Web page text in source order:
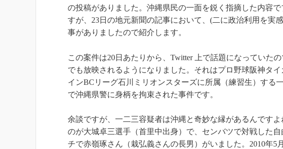
の投稿がありました。沖縄県民の一面を鋭く指摘した内容
すが、23日の地元新聞の記事において、(二に政治利用を実
事がありましたので紹介します。
この案件は20日あたりから、Twitter 上で話題になっていた
でも放映されるようになりました。それはプロ野球阪神タ
インBCリーグ石川ミリオンスターズに所属（練習生）する
で沖縄県警に身柄を拘束された事件です。
余談ですが、一二三容疑者は沖縄と奇妙な縁があるんです
のが大城卓三選手（首里中出身）で、センバツで対戦した
チで赤嶺琢さん（栽弘義さんの長男）がいました。2010年5